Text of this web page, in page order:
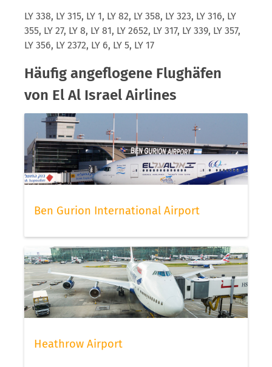
LY 338, LY 315, LY 1, LY 82, LY 358, LY 323, LY 316, LY
355, LY 27, LY 8, LY 81, LY 2652, LY 317, LY 339, LY 357,
LY 356, LY 2372, LY 6, LY 5, LY 17
Häufig angeflogene Flughäfen
von El Al Israel Airlines
Ben Gurion International Airport
Heathrow Airport